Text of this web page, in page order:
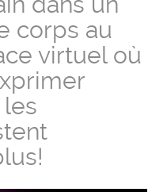
corps au
virtuel où